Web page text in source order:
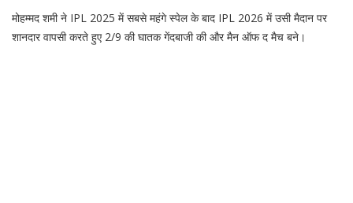
मोहम्मद शमी ने IPL 2025 में सबसे महंगे स्पेल के बाद IPL 2026 में उसी मैदान पर
शानदार वापसी करते हुए 2/9 की घातक गेंदबाजी की और मैन ऑफ द मैच बने।